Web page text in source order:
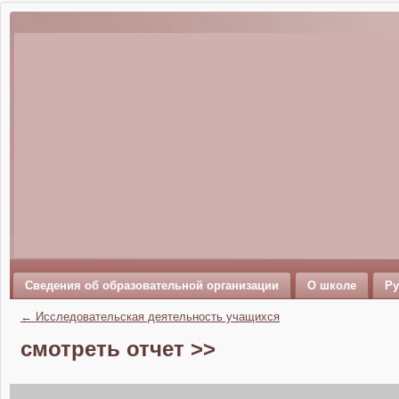
Сведения об образовательной организации О школе
← Исследовательская деятельность учащихся
смотреть отчет >>